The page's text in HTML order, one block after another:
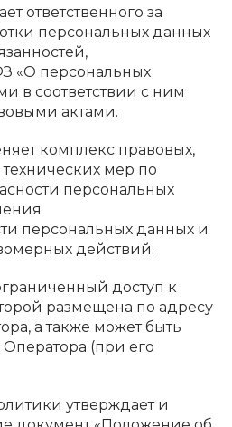
ответственного за
персональных данных
«О персональных
в соответствии с ним
актами.
комплекс правовых,
мер по
персональных
персональных данных и
действий:
доступ к
размещена по адресу
а также может быть
(при его
утверждает и